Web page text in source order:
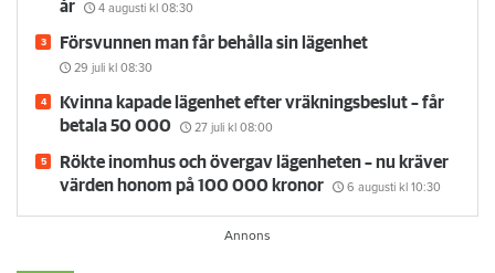
år 4 augusti kl 08:30
Försvunnen man får behålla sin lägenhet
29 juli kl 08:30
Kvinna kapade lägenhet efter vräkningsbeslut – får
betala 50 000
27 juli kl 08:00
Rökte inomhus och övergav lägenheten – nu kräver
värden honom på 100 000 kronor
6 augusti kl 10:30